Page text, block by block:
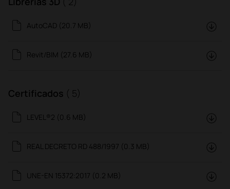
AutoCAD (20.7 MB)
Revit/BIM (27.6 MB)
Certificados ( 5)
LEVEL®2 (0.6 MB)
REAL DECRETO RD 488/1997 (0.3 MB)
UNE-EN 15372:2017 (0.2 MB)